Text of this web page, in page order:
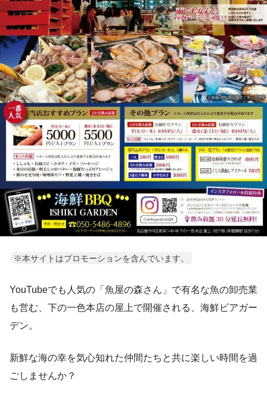
※本サイトはプロモーションを含んでいます。
YouTubeでも人気の「魚屋の森さん」で有名な魚の卸売業
も営む、下の一色本店の屋上で開催される、海鮮ビアガー
デン。
新鮮な海の幸を気心知れた仲間たちと共に楽しい時間を過
ごしませんか？